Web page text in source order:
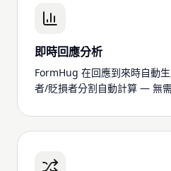
即時回應分析
FormHug 在回應到來時自動
者/貶損者分割自動計算 — 無